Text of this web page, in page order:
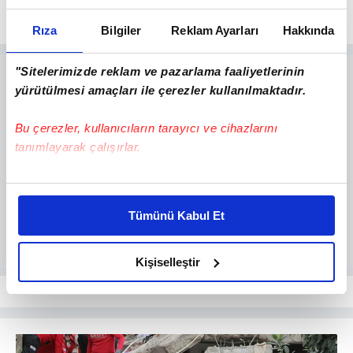
Rıza Bilgiler Reklam Ayarları Hakkında
"Sitelerimizde reklam ve pazarlama faaliyetlerinin
yürütülmesi amaçları ile çerezler kullanılmaktadır.
Bu çerezler, kullanıcıların tarayıcı ve cihazlarını
tanımlayarak çalışırlar.
Bu çerezlere izin vermeniz halinde sizlere özel
daha iyi reklam deneyimi yaşatabiliriz. Bunu yaparken
amacımızın size daha iyi bir reklam deneyimi sunmak
olduğunu ve sizlere en iyi içerikleri sunabilmek adına
elimizden gelen çabayı gösterdiğimizi ve bu noktada,
reklamların maliyetlerimizi karşılamak noktasında tek gelir
kalemimiz olduğunu sizlere hatırlatmak isteriz.
Tümünü Kabul Et
Kişiselleştir
taşıyan yardım TIR'ları yola çıktı